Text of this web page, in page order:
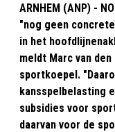
ARNHEM (ANP) -
"nog geen
in het
meldt Marc van
sportkoepel.
kansspelbelasting
subsidies voor
daarvan voor de